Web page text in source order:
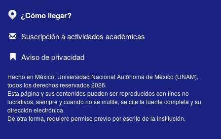
¿Cómo llegar?
Suscripción a actividades académicas
Aviso de privacidad
Hecho en México, Universidad Nacional Autónoma de México (UNAM),
todos los derechos reservados 2026.
Esta página y sus contenidos pueden ser reproducidos con fines no
lucrativos, siempre y cuando no se mutile, se cite la fuente completa y su
dirección electrónica.
De otra forma, requiere permiso previo por escrito de la institución.